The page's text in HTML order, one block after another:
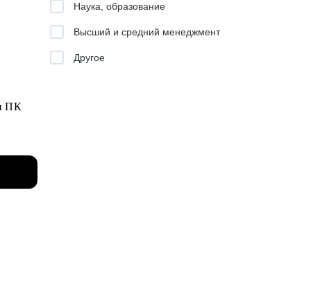
ПК
наук.
Наука, образование
Высший и средний менеджмент
Другое